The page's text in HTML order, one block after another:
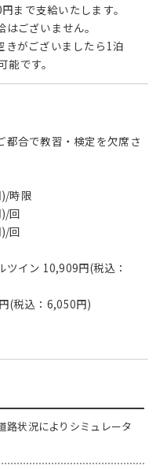
まで支給いたします。
ございません。
がございましたら1泊
です。
都合で教習・検定を欠席さ
時限
回
回
イン 10,909円(税込：
(税込：6,050円)
状況によりシミュレータ